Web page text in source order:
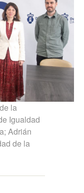
la
Igualdad
Adrián
de la